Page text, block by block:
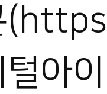
아